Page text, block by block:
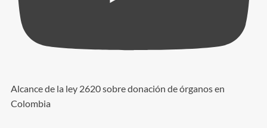
Alcance de la ley 2620 sobre donación de órganos en
Colombia